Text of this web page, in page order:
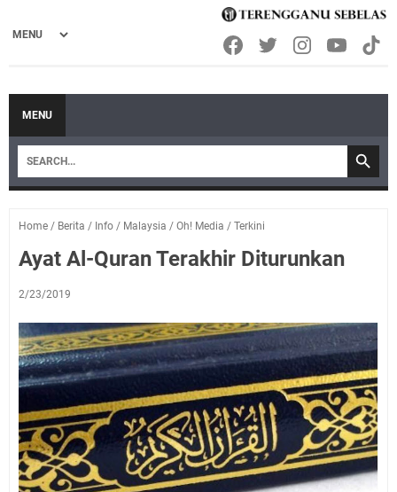
MENU
Home / Berita / Info / Malaysia / Oh! Media / Terkini
Ayat Al-Quran Terakhir Diturunkan
2/23/2019